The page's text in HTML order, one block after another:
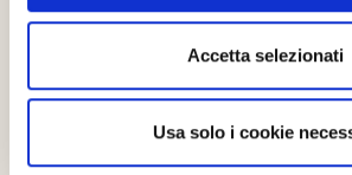
Accetta selezionati
Usa solo i cookie